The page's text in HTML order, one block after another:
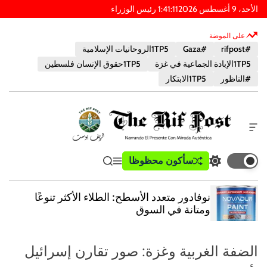
ن
الأحد، 9 أغسطس 2026 1:41:13
PM
على الموضة
#rifpost
#Gaza
1TP5الروحانيات الإسلامية
1TP5الإبادة الجماعية في غزة
1TP5حقوق الإنسان فلسطين
#الناظور
1TP5الابتكار
أ
ا
ة
خ
ا
ر
ج
ل
و
ب
س
ت
ا
ر
ت
ب
د
ي
ل
ع
سأكون محظوظا
ق
ا
م
ا
م
ي
ب
ح
ث
نوفادور متعدد الأسطح: الطلاء الأكثر تنوعًا
ومتانة في السوق
الضفة الغربية وغزة: صور تقارن إسرائيل